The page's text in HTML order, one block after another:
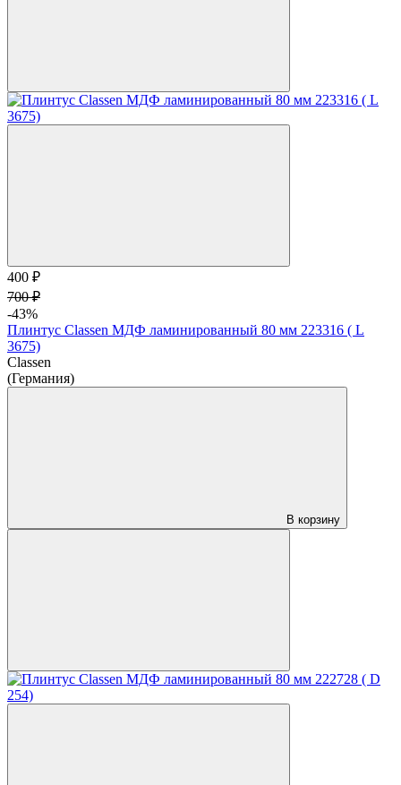
400 ₽
700 ₽
-43%
Плинтус Classen МДФ ламинированный 80 мм 223316 ( L
3675)
Classen
(Германия)
В корзину